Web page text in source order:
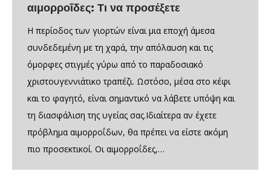
αιμορροΐδες: Τι να προσέξετε
Η περίοδος των γιορτών είναι μια εποχή άμεσα
συνδεδεμένη με τη χαρά, την απόλαυση και τις
όμορφες στιγμές γύρω από το παραδοσιακό
χριστουγεννιάτικο τραπέζι. Ωστόσο, μέσα στο κέφι
και το φαγητό, είναι σημαντικό να λάβετε υπόψη και
τη διασφάλιση της υγείας σας.Ιδιαίτερα αν έχετε
πρόβλημα αιμορροΐδων, θα πρέπει να είστε ακόμη
πιο προσεκτικοί. Οι αιμορροΐδες,…